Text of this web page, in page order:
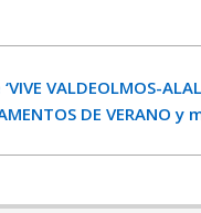
VALDEOLMOS-
DE VERANO y